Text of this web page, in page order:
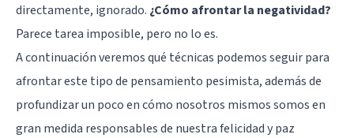
directamente, ignorado. ¿Cómo afrontar la negatividad?
Parece tarea imposible, pero no lo es.
A continuación veremos qué técnicas podemos seguir para
afrontar este tipo de pensamiento pesimista, además de
profundizar un poco en cómo nosotros mismos somos en
gran medida responsables de nuestra felicidad y paz